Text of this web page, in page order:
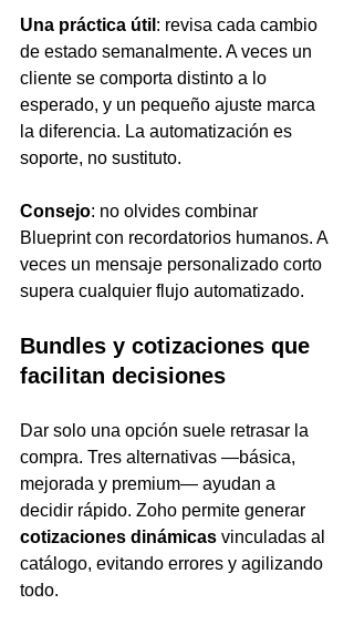
Una práctica útil : revisa cada cambio
de estado semanalmente. A veces un
cliente se comporta distinto a lo
esperado, y un pequeño ajuste marca
la diferencia. La automatización es
soporte, no sustituto.
Consejo: no olvides combinar
Blueprint con recordatorios humanos. A
veces un mensaje personalizado corto
supera cualquier flujo automatizado.
Bundles y cotizaciones que
facilitan decisiones
Dar solo una opción suele retrasar la
compra. Tres alternativas —básica,
mejorada y premium— ayudan a
decidir rápido. Zoho permite generar
cotizaciones dinámicas vinculadas al
catálogo, evitando errores y agilizando
todo.